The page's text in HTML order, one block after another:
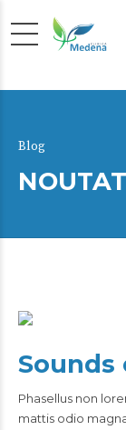
Blog
Sounds
Phasellus non
mattis odio